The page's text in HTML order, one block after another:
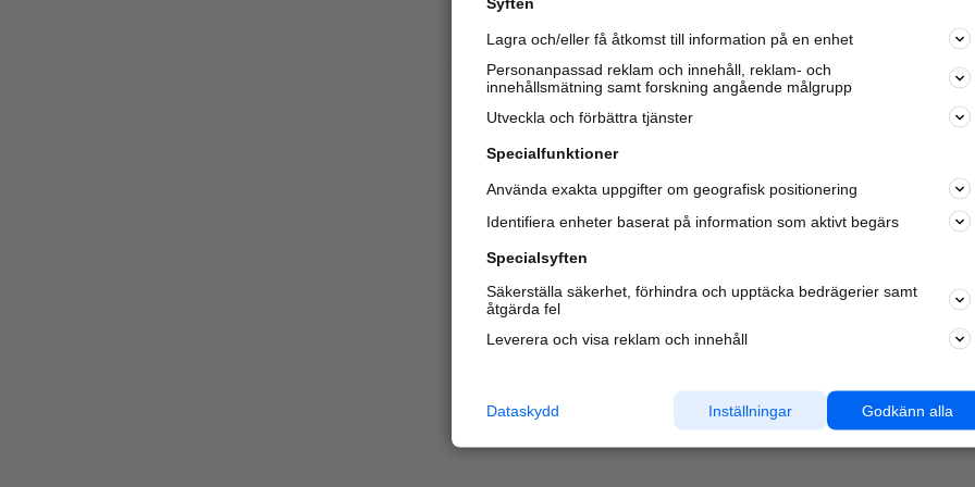
Varje vecka besöker du och 4 miljonerandra härliga
oss för att hitta rätt lokal information om företag,
Lagra och/eller få åtkomst till information på en enhet
Personanpassad reklam och innehåll, reklam- och
innehållsmätning samt forskning angående målgrupp
Utveckla och förbättra tjänster
Specialfunktioner
Använda exakta uppgifter om geografisk positionering
Identifiera enheter baserat på information som aktivt begärs
Specialsyften
Säkerställa säkerhet, förhindra och upptäcka bedrägerier samt
åtgärda fel
Leverera och visa reklam och innehåll
Godkänn alla
Inställningar
Dataskydd